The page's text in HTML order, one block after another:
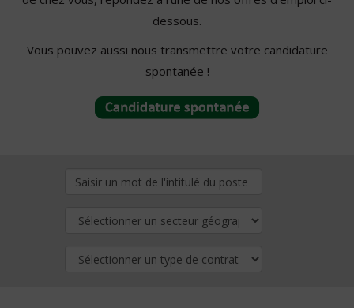
dessous.
Vous pouvez aussi nous transmettre votre candidature
spontanée !